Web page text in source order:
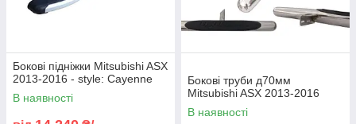
Бокові підніжки Mitsubishi ASX
2013-2016 - style: Cayenne
В наявності
Бокові труби д70мм
Mitsubishi ASX 2013-2016
В наявності